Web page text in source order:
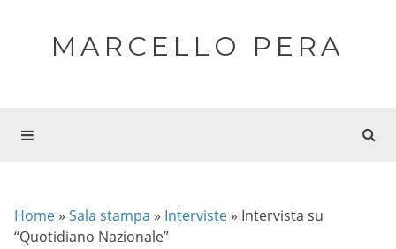
MARCELLO PERA
Home » Sala stampa » Interviste » Intervista su
“Quotidiano Nazionale”